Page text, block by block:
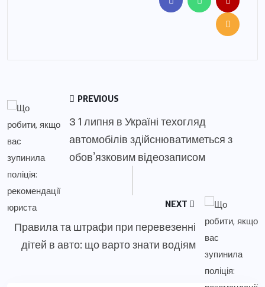
PREVIOUS
З 1 липня в Україні техогляд
автомобілів здійснюватиметься з
обов’язковим відеозаписом
NEXT
Правила та штрафи при перевезенні
дітей в авто: що варто знати водіям